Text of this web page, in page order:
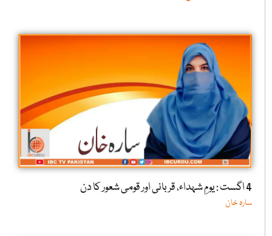
4 اگست : یومِ شہداء، قربانی اور قومی شعور کا دن
سارہ خان